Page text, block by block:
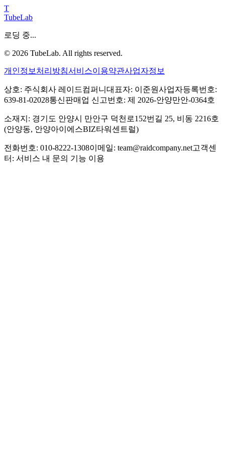
T
TubeLab
로딩 중...
© 2026 TubeLab. All rights reserved.
개인정보처리방침서비스이용약관사업자정보
상호: 주식회사 레이드컴퍼니 대표자: 이준원사업자등록번호:
639-81-02028통신판매업 신고번호: 제 2026-안양만안-0364호
소재지: 경기도 안양시 만안구 덕천로152번길 25, 비동 2216호
(안양동, 안양아이에스BIZ타워센트럴)
전화번호: 010-8222-1308이메일: team@raidcompany.net고객센
터: 서비스 내 문의 기능 이용